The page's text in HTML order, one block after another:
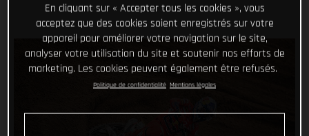
En cliquant sur « Accepter tous les cookies », vous
acceptez que des cookies soient enregistrés sur votre
appareil pour améliorer votre navigation sur le site,
analyser votre utilisation du site et soutenir nos efforts de
marketing. Les cookies peuvent également être refusés.
Politique de confidentialité Mentions légales